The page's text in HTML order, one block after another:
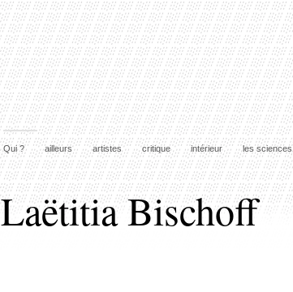
Qui ? ailleurs artistes critique intérieur les sciences
Laëtitia Bischoff